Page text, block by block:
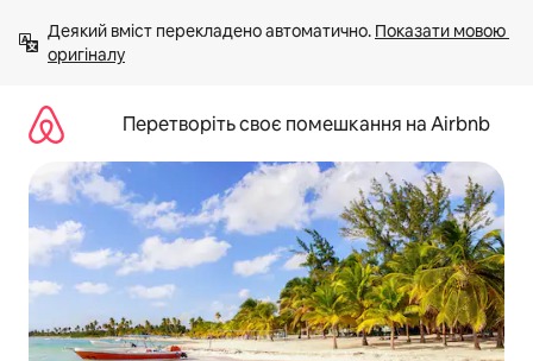
вмісту
Деякий вміст перекладено автоматично. Показати мовою
оригіналу
Перетворіть своє помешкання на Airbnb